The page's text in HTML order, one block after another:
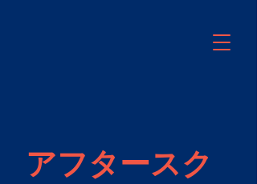
アフタースク